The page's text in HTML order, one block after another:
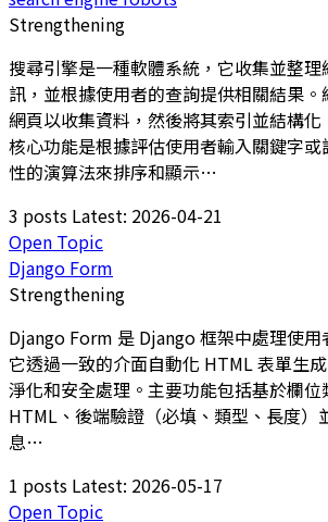
Strengthening
搜尋引擎是一種軟體系統，它收集並整
訊，並根據使用者的查詢提供相關結果
網頁以收集資料，然後將其索引並結構
核心功能是根據評估使用者輸入關鍵字
性的演算法來排序和顯示…
3 posts Latest: 2026-04-21
Open Topic
Django Form
Strengthening
Django Form 是 Django 框架中處理使用
它透過一致的介面自動化 HTML 表單生
淨化和安全處理。主要功能包括基於欄位
HTML、後端驗證（必填、類型、長度）
息…
1 posts Latest: 2026-05-17
Open Topic